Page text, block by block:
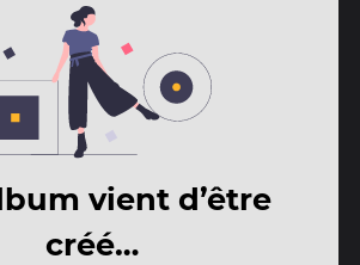
vient d’être
créé…